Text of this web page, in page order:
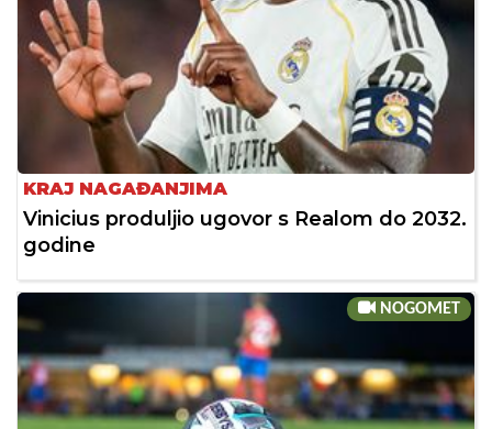
KRAJ NAGAĐANJIMA
Vinicius produljio ugovor s Realom do 2032.
godine
NOGOMET